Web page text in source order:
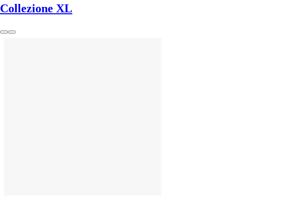
Collezione XL